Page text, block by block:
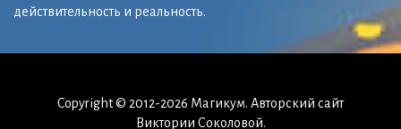
действительность и реальность.
Copyright © 2012-2026 Магикум. Авторский сайт
Виктории Соколовой.